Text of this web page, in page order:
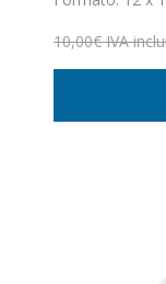
10,00€ IVA